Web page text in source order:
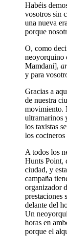
Habéis
vosotros sin
una nueva
porque
O, como
neoyorquino
Mamdani],
y para
Gracias a
de nuestra
movimiento.
ultramarinos
los taxistas
los
A todos los
Hunts Point,
ciudad, y
campaña
organizador
prestaciones
delante del
Un
horas en
porque el